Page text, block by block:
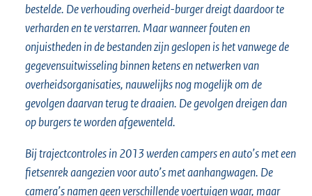
bestelde. De verhouding overheid-burger dreigt daardoor te
verharden en te verstarren. Maar wanneer fouten en
onjuistheden in de bestanden zijn geslopen is het vanwege de
gegevensuitwisseling binnen ketens en netwerken van
overheidsorganisaties, nauwelijks nog mogelijk om de
gevolgen daarvan terug te draaien. De gevolgen dreigen dan
op burgers te worden afgewenteld.
Bij trajectcontroles in 2013 werden campers en auto’s met een
fietsenrek aangezien voor auto’s met aanhangwagen. De
camera’s namen geen verschillende voertuigen waar, maar